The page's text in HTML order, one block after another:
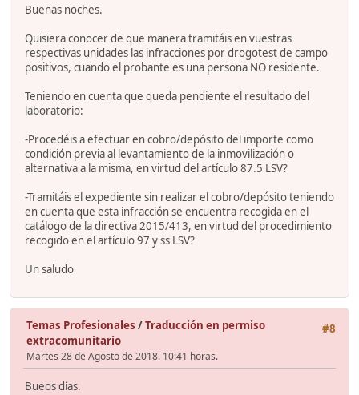
Buenas noches.
Quisiera conocer de que manera tramitáis en vuestras
respectivas unidades las infracciones por drogotest de campo
positivos, cuando el probante es una persona NO residente.
Teniendo en cuenta que queda pendiente el resultado del
laboratorio:
-Procedéis a efectuar en cobro/depósito del importe como
condición previa al levantamiento de la inmovilización o
alternativa a la misma, en virtud del artículo 87.5 LSV?
-Tramitáis el expediente sin realizar el cobro/depósito teniendo
en cuenta que esta infracción se encuentra recogida en el
catálogo de la directiva 2015/413, en virtud del procedimiento
recogido en el artículo 97 y ss LSV?
Un saludo
#8
Temas Profesionales /Traducción en permiso
extracomunitario
Martes 28 de Agosto de 2018. 10:41 horas.
Bueos días.